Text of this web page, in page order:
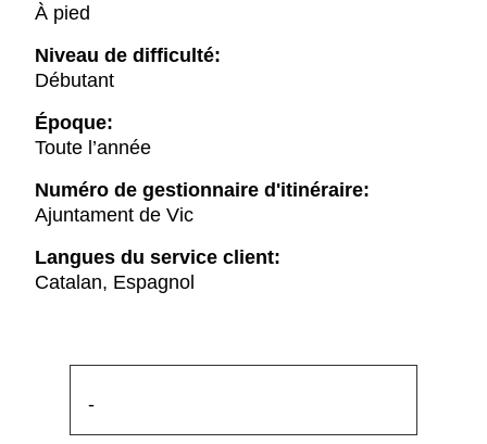
À pied
Niveau de difficulté:
Débutant
Époque:
Toute l’année
Numéro de gestionnaire d'itinéraire:
Ajuntament de Vic
Langues du service client:
Catalan, Espagnol
-